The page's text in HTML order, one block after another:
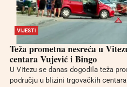
VIJESTI
Teža prometna nesreća u
centara Vujević i Bingo
U Vitezu se danas dogodila teža
području u blizini trgovačkih